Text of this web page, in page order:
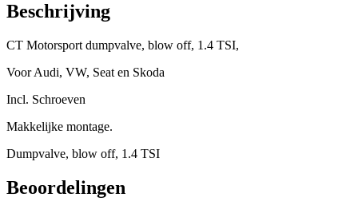
Beschrijving
CT Motorsport dumpvalve, blow off, 1.4 TSI,
Voor Audi, VW, Seat en Skoda
Incl. Schroeven
Makkelijke montage.
Dumpvalve, blow off, 1.4 TSI
Beoordelingen